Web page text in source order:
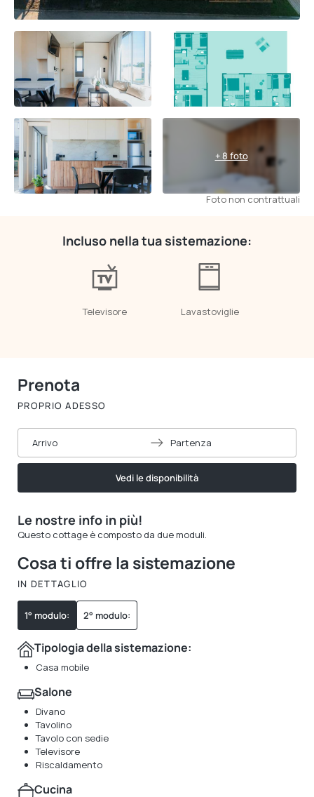
+ 8 foto
Foto non contrattuali
Incluso nella tua sistemazione:
Televisore Lavastoviglie
Le nostre info in più!
Questo cottage è composto da due moduli.
Cosa ti offre la sistemazione
IN DETTAGLIO
1° modulo: 2° modulo:
Tipologia della sistemazione:
Casa mobile
Salone
Divano
Tavolino
Tavolo con sedie
Televisore
Riscaldamento
Cucina
Prenota
PROPRIO ADESSO
Arrivo Partenza
Vedi le disponibilità